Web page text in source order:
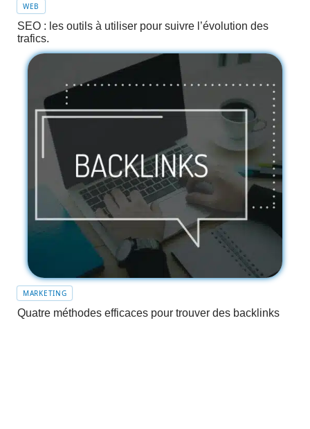
WEB
SEO : les outils à utiliser pour suivre l’évolution des
trafics.
MARKETING
Quatre méthodes efficaces pour trouver des backlinks